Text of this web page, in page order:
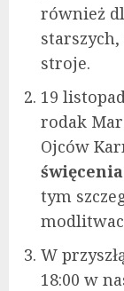
również
stroje.
19
rodak
Ojców
tym
W
18:00 w